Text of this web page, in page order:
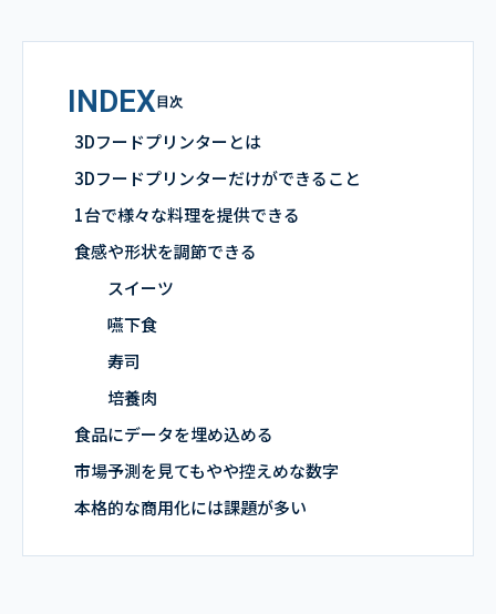
INDEX目次
3Dフードプリンターとは
3Dフードプリンターだけができること
1台で様々な料理を提供できる
食感や形状を調節できる
スイーツ
嚥下食
寿司
培養肉
食品にデータを埋め込める
市場予測を見てもやや控えめな数字
本格的な商用化には課題が多い